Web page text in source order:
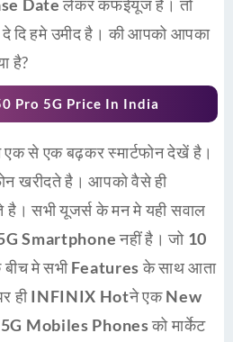
Dateलेकर कंफईयूज है। तो
दि हमे उमीद है। की आपको आपका
है?
Pro 5G Price In India
मे एक से एक बढ़करस्मार्टफोनदेखें है।
खरीदते है। आपको वैसे ही
है। सभी यूजर्स के मन मे यही सवाल
Smartphoneनहीं है। जो 10
मे सभीFeaturesके साथ आता
हीINFINIX Hotने एकNew
Mobiles Phonesको मार्केट